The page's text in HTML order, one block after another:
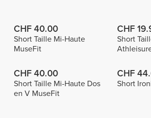
CHF 40.00
Short Taille Mi-Haute
MuseFit
CHF
Short
CHF 40.00
Short Taille Mi-Haute Dos
en V MuseFit
CHF
Short